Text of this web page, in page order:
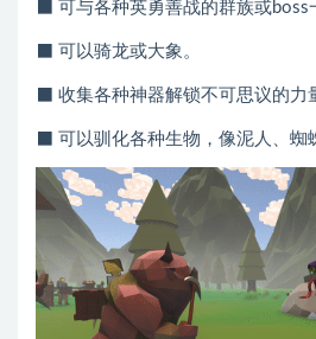
⬛ 可与各种英勇善战的群族或boss
⬛ 可以骑龙或大象。
⬛ 收集各种神器解锁不可思议的力
⬛ 可以驯化各种生物，像泥人、蜘